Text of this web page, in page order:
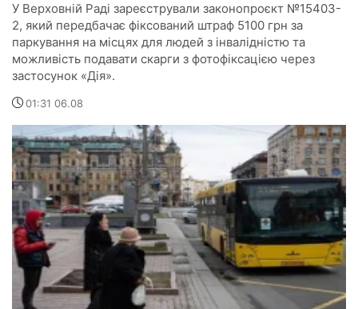
У Верховній Раді зареєстрували законопроєкт №15403-
2, який передбачає фіксований штраф 5100 грн за
паркування на місцях для людей з інвалідністю та
можливість подавати скарги з фотофіксацією через
застосунок «Дія».
01:31 06.08